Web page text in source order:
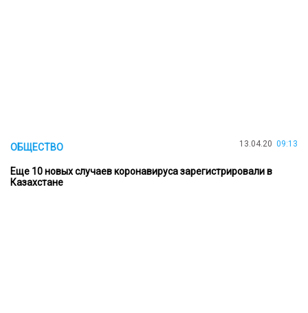
ОБЩЕСТВО 13.04.20 09:13
Еще 10 новых случаев коронавируса зарегистрировали в
Казахстане